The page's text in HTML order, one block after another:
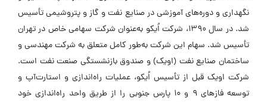
نگهداری و دوره‌های آموزشی در صنایع نفت و گاز و پتروشیمی تأسیس
شد. در سال 1390، شرکت اُیکو به‌عنوان شرکت سهامی خاص در تهران
تأسیس شد. سهام این شرکت به‌طور کامل متعلق به شرکت مهندسی و
ساختمان صنایع نفت (اویک) و صندوق بازنشستگی صنعت نفت است.
شرکت اویک قبل از تأسیس اُیکو، عملیات راه‌اندازی و استارت‌آپ و
توسعه فازهای 9 و 10 پارس جنوبی را از طریق واحد راه‌اندازی خود